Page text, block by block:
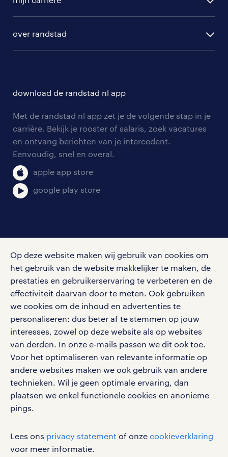
Op deze website maken wij gebruik van cookies om
het gebruik van de website makkelijker te maken, de
prestaties en gebruikerservaring te verbeteren en de
effectiviteit daarvan door te meten. Ook gebruiken
we cookies om de inhoud en advertenties te
personaliseren: dus beter af te stemmen op jouw
interesses, zowel op deze website als op websites
van derden. In onze e-mails passen we dit ook toe.
Voor het optimaliseren van relevante informatie op
andere websites maken we ook gebruik van andere
technieken. Wil je geen optimale ervaring, dan
plaatsen we enkel functionele cookies en anonieme
pings.
Lees ons privacy statement of onze cookieverklaring
voor meer informatie.
hr-diensten
tarieven
personeel gezocht
aanmelden nieuwsbrief
solliciteren
blogs en artikelen
salarischecker
bruto-netto calculator
over randstad
onze vestigingen
pers
download de randstad nl app
Met de randstad nl app zet je de volgende stap in je
carrière. Bekijk je rooster of salaris, zoek vacatures
en ontvang berichten van je intercedent.
Eenvoudig, snel en overal.
apple app store
google play store
Volg ons voor de leukste content omtrent
vacatures, solliciteren en inspiratie.
werken bij randstad
gebruikersvoorwaarden
privacystatement
cookies
disclaimer
sitemap
RANDSTAD, HUMAN FORWARD en SHAPING THE
WORLD OF WORK zijn geregistreerde